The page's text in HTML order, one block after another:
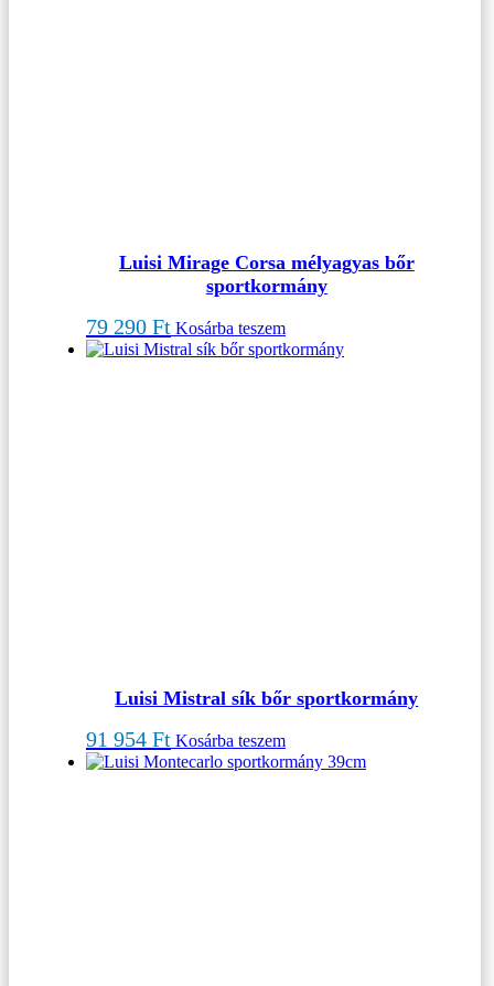
Luisi Mirage Corsa mélyagyas bőr
sportkormány
79 290 Ft Kosárba teszem
Luisi Mistral sík bőr sportkormány
91 954 Ft Kosárba teszem